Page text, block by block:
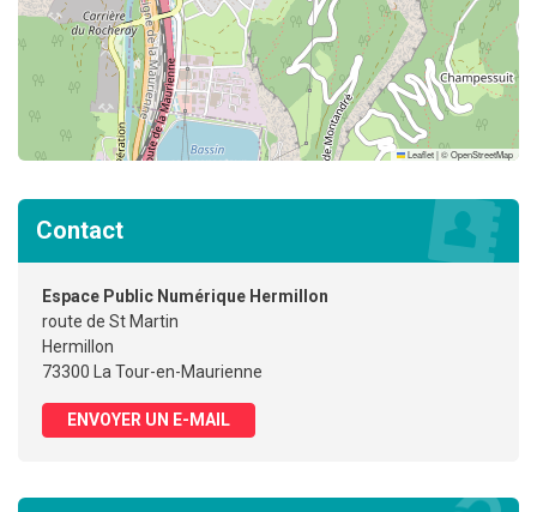
Leaflet|©OpenStreetMap
Contact
Espace Public Numérique Hermillon
route de St Martin
Hermillon
73300 La Tour-en-Maurienne
ENVOYER UN E-MAIL